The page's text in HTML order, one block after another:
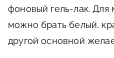
фоновый гель-лак.
можно брать белый,
другой основной